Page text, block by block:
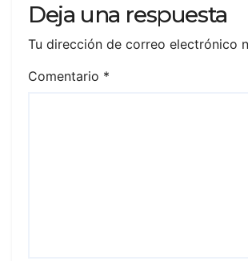
Deja una respuesta
Tu dirección de correo electrónico
Comentario *